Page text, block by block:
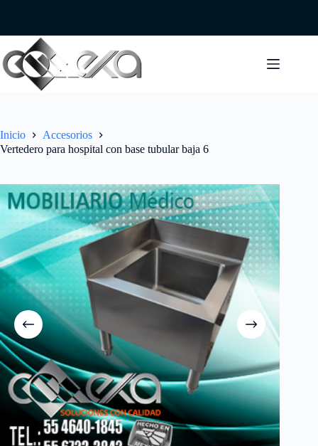
Inicio
Accesorios
Vertedero para hospital con base tubular baja 6